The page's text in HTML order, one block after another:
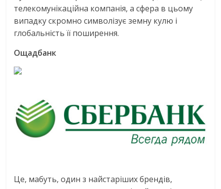
телекомунікаційна компанія, а сфера в цьому
випадку скромно символізує земну кулю і
глобальність її поширення.
Ощадбанк
Це, мабуть, один з найстаріших брендів,